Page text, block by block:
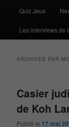
Quiz Jeux
Les interviews de
ARCHIVES PAR
Casier
de Koh
Publié le 17 mai